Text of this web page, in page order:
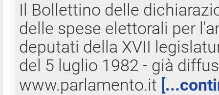
Il Bollettino delle
delle spese elettorali per
deputati della XVII
del 5 luglio 1982 - già
www.parlamento.it